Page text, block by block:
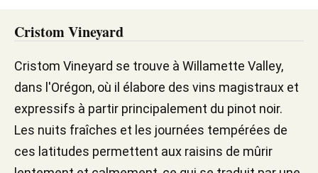
Cristom Vineyard
Cristom Vineyard se trouve à Willamette Valley,
dans l'Orégon, où il élabore des vins magistraux et
expressifs à partir principalement du pinot noir.
Les nuits fraîches et les journées tempérées de
ces latitudes permettent aux raisins de mûrir